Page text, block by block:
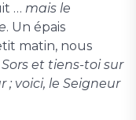
… mais le
. Un épais
matin, nous
Sors et tiens-toi sur
voici, le Seigneur